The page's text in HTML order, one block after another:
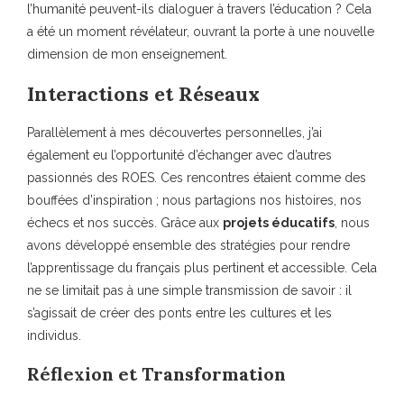
l’humanité peuvent-ils dialoguer à travers l’éducation ? Cela
a été un moment révélateur, ouvrant la porte à une nouvelle
dimension de mon enseignement.
Interactions et Réseaux
Parallèlement à mes découvertes personnelles, j’ai
également eu l’opportunité d’échanger avec d’autres
passionnés des ROES. Ces rencontres étaient comme des
bouffées d’inspiration ; nous partagions nos histoires, nos
échecs et nos succès. Grâce aux projets éducatifs, nous
avons développé ensemble des stratégies pour rendre
l’apprentissage du français plus pertinent et accessible. Cela
ne se limitait pas à une simple transmission de savoir : il
s’agissait de créer des ponts entre les cultures et les
individus.
Réflexion et Transformation